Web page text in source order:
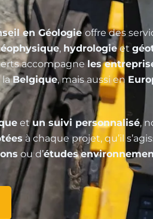
en Géologieoffre des
, hydrologieet
accompagneles
laBelgique, mais aussi en
etun suivi personnalisé,
à chaque projet, qu’il
ou d’études